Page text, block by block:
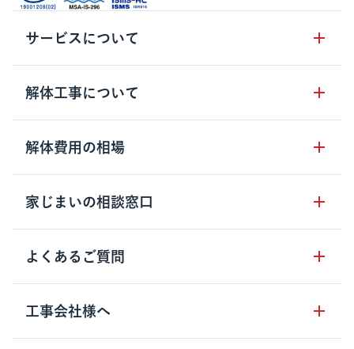
サービスについて
サービスの流れ
サービスのメリット
クラッソーネの自治体連携
お客さまの声
空き家の処分を検討のお客様へ
解体工事について
解体工事の基礎知識
解体工事に関わる法律
用語集
解体費用の相場
木造住宅の相場
鉄骨造住宅の相場
RC造住宅の相場
家じまいの相談窓口
家じまいの相談窓口
よくあるご質問
クラッソーネの利用方法
工事の進め方
工事会社様へ